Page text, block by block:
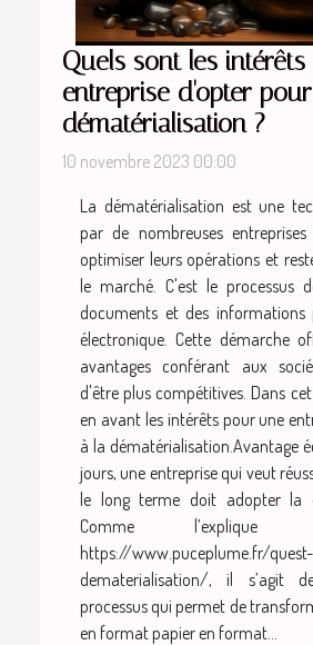
Quels sont les
entreprise d'opter
dématérialisation ?
10 novembre 2023 00:00
La dématérialisation est une
par de nombreuses
optimiser leurs opérations et
le marché. C'est le processus
documents et des
électronique. Cette démarche
avantages conférant aux
d'être plus compétitives. Dans
en avant les intérêts pour une
à la dématérialisation.Avantage
jours, une entreprise qui veut
le long terme doit adopter la
Comme
https://www.puceplume.fr/
dematerialisation/, il s’agit
processus qui permet de
en format papier en format...